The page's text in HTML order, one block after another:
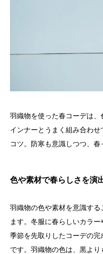
羽織物を使った春コーデは、
インナーとうまく組み合わ
コツ。防寒も意識しつつ、春
色や素材で春らしさを演
羽織物の色や素材を意識す
ます。冬服に春らしいカラー
季節を先取りしたコーデの
です。羽織物の色は、黒よ